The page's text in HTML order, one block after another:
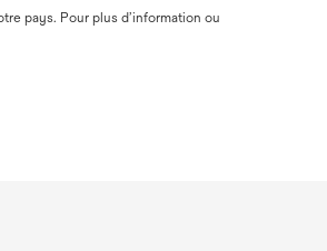
pays. Pour plus d’information ou